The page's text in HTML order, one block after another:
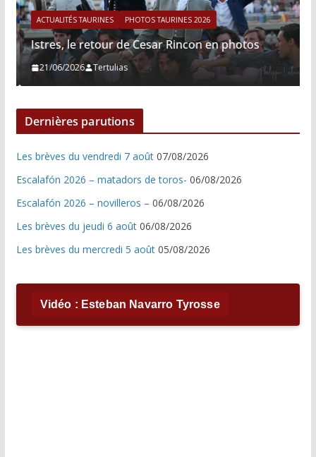
ACTUALITÉS TAURINES PHOTOS TAURINES 2026
Istres, le retour de Cesar Rincon en photos
21/06/2026 Tertulias
Dernières parutions
Les brèves du vendredi 7 août 07/08/2026
Escalafón 2026 – matadors de toros- 06/08/2026
Escalafón 2026 – novilleros – 06/08/2026
Les brèves du jeudi 6 août 06/08/2026
Les brèves du mercredi 5 août 05/08/2026
Vidéo : Esteban Navarro Tyrosse